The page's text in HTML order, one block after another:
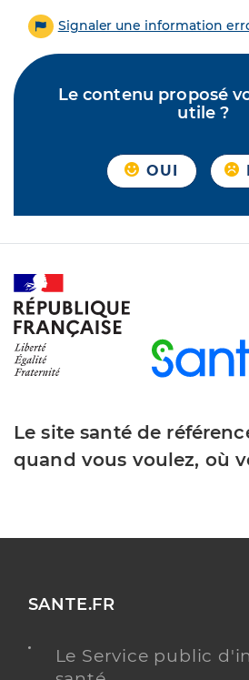
Signaler une information
Le contenu proposé
utile ?
OUI
Le site santé de
quand vous voulez, où
SANTE.FR
Le Service public